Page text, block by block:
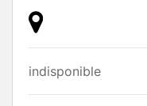
indisponible